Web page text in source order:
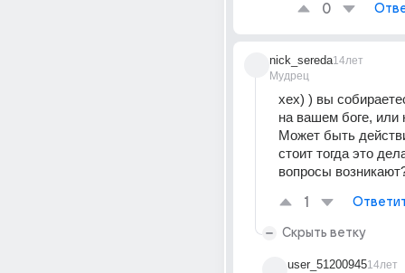
0
nick_sereda
Мудрец
14лет
хех) ) вы
на вашем боге, или
Может быть
стоит тогда это
вопросы
1
Скрыть ветку
user_5120094514лет